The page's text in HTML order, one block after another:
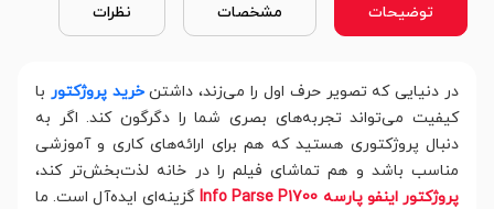
توضیحات مشخصات نظرات
در دنیایی که تصویر حرف اول را می‌زند، داشتنخرید پروژکتور با
کیفیت می‌تواند تجربه‌های بصری شما را دگرگون کند. اگر به
دنبال پروژکتوری هستید که هم برای ارائه‌های کاری و آموزشی
مناسب باشد و هم تماشای فیلم را در خانه لذت‌بخش‌تر کند،
پروژکتور اینفو پارسه Info Parse P1700
گزینه‌ای ایده‌آل است. ما